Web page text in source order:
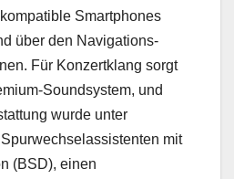
Smartphones
über den Navigations-
Für Konzertklang sorgt
Soundsystem, und
wurde unter
mit
(BSD), einen